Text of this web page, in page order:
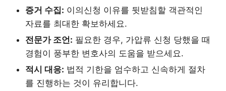
증거 수집: 이의신청 이유를 뒷받침할 객관적인
자료를 최대한 확보하세요.
전문가 조언: 필요한 경우, 가압류 신청 당했을 때
경험이 풍부한 변호사의 도움을 받으세요.
적시 대응: 법적 기한을 엄수하고 신속하게 절차
를 진행하는 것이 유리합니다.